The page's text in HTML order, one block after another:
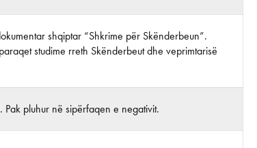
shqiptar “Shkrime për Skënderbeun”.
studime rreth Skënderbeut dhe veprimtarisë
pluhur në sipërfaqen e negativit.